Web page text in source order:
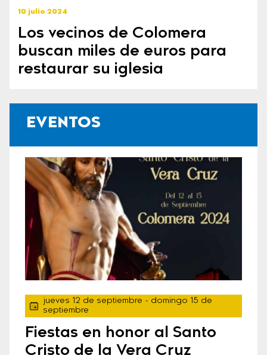
10 julio 2024
Los vecinos de Colomera
buscan miles de euros para
restaurar su iglesia
EVENTOS
jueves 12 de septiembre - domingo 15 de
septiembre
Fiestas en honor al Santo
Cristo de la Vera Cruz